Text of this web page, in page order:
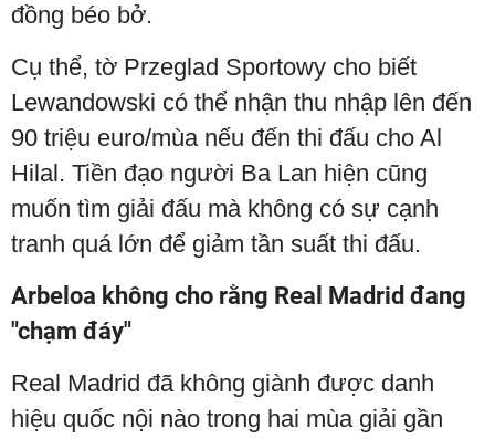
đồng béo bở.
Cụ thể, tờ Przeglad Sportowy cho biết
Lewandowski có thể nhận thu nhập lên đến
90 triệu euro/mùa nếu đến thi đấu cho Al
Hilal. Tiền đạo người Ba Lan hiện cũng
muốn tìm giải đấu mà không có sự cạnh
tranh quá lớn để giảm tần suất thi đấu.
Arbeloa không cho rằng Real Madrid đang
"chạm đáy"
Real Madrid đã không giành được danh
hiệu quốc nội nào trong hai mùa giải gần